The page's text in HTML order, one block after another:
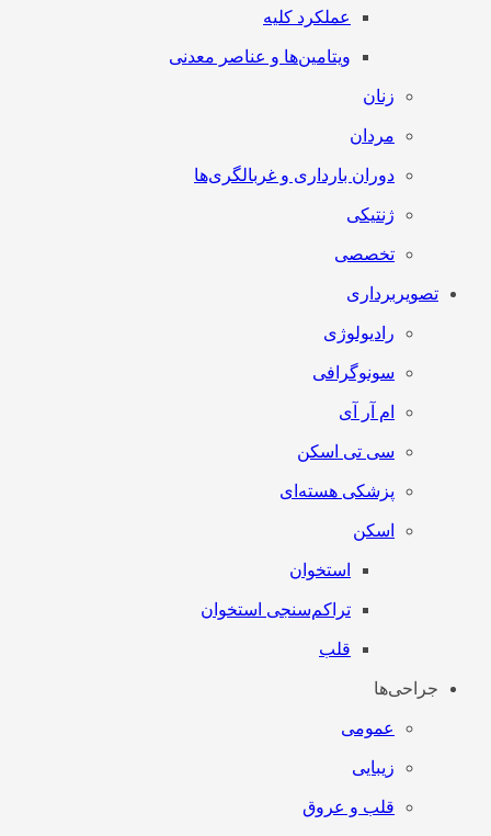
عملکرد کلیه
ویتامین‌ها و عناصر معدنی
زنان
مردان
دوران بارداری و غربالگری‌ها
ژنتیکی
تخصصی
تصویربرداری
رادیولوژی
سونوگرافی
ام آر آی
سی تی اسکن
پزشکی هسته‌ای
اسکن
استخوان
تراکم‌سنجی استخوان
قلب
جراحی‌ها
عمومی
زیبایی
قلب و عروق